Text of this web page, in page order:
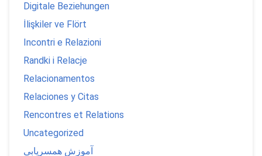
Digitale Beziehungen
İlişkiler ve Flört
Incontri e Relazioni
Randki i Relacje
Relacionamentos
Relaciones y Citas
Rencontres et Relations
Uncategorized
آموزش همسریابی